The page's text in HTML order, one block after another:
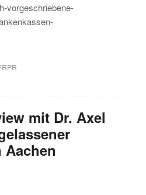
vorgeschriebene-
mit Dr. Axel